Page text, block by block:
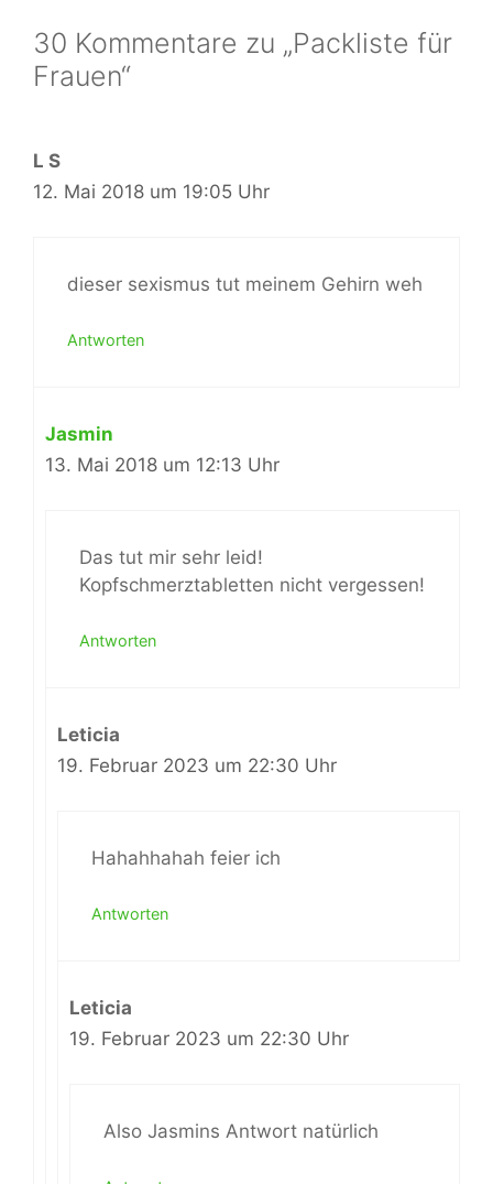
30 Kommentare zu „Packliste für
Frauen“
L S
12. Mai 2018 um 19:05 Uhr
dieser sexismus tut meinem Gehirn weh
Antworten
Jasmin
13. Mai 2018 um 12:13 Uhr
Das tut mir sehr leid!
Kopfschmerztabletten nicht vergessen!
Antworten
Leticia
19. Februar 2023 um 22:30 Uhr
Hahahhahah feier ich
Antworten
Leticia
19. Februar 2023 um 22:30 Uhr
Also Jasmins Antwort natürlich